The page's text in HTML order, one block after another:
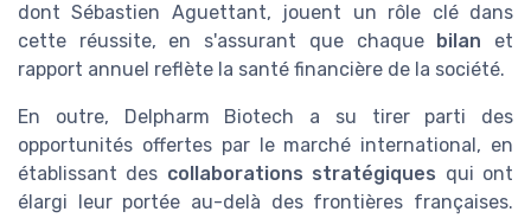
dont Sébastien Aguettant, jouent un rôle clé dans
cette réussite, en s'assurant que chaque bilan et
rapport annuel reflète la santé financière de la société.
En outre, Delpharm Biotech a su tirer parti des
opportunités offertes par le marché international, en
établissant des collaborations stratégiques qui ont
élargi leur portée au-delà des frontières françaises.